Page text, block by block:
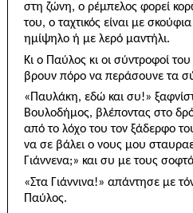
στη ζώνη, ο ρέμπελος φορεί
του, ο ταχτικός είναι με
ημίψηλο ή με λερό μαντήλι.
Κι ο Παύλος κι οι σύντροφοί
βρουν πόρο να περάσουνε τα
«Παυλάκη, εδώ και συ!»
Βουλοδήμος, βλέποντας στο
από το λόχο του τον ξάδερφο
να σε βάλει ο νους μου
Γιάννενα;» και συ με τους
«Στα Γιάννινα!» απάντησε με
Παύλος.